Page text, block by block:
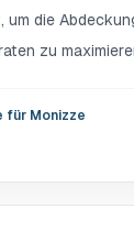
die
zu
für Monizze